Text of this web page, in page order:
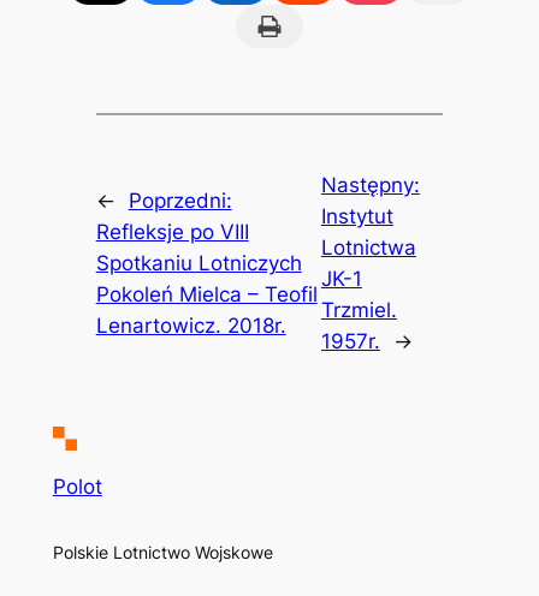
Print this Page
←
Poprzedni:
Refleksje po VIII
Spotkaniu Lotniczych
Pokoleń Mielca – Teofil
Lenartowicz. 2018r.
Następny:
Instytut
Lotnictwa
JK-1
Trzmiel.
1957r.
→
Polot
Polskie Lotnictwo Wojskowe